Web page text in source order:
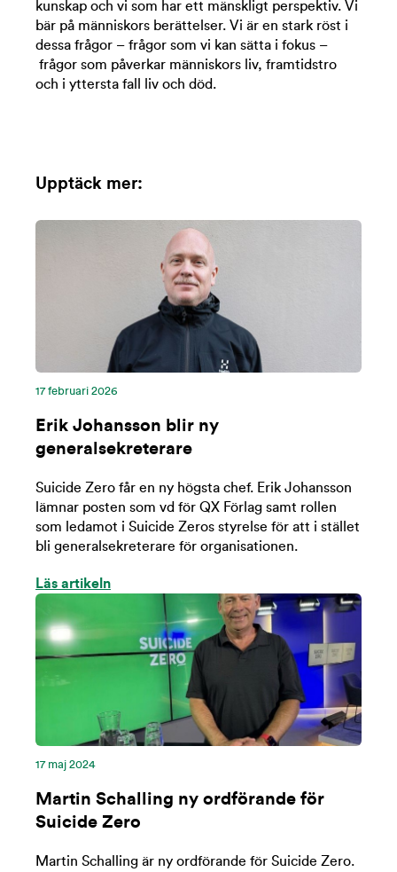
kunskap och vi som har ett mänskligt perspektiv. Vi
bär på människors berättelser. Vi är en stark röst i
dessa frågor – frågor som vi kan sätta i fokus –
frågor som påverkar människors liv, framtidstro
och i yttersta fall liv och död.
Upptäck mer:
17 februari 2026
Erik Johansson blir ny
generalsekreterare
Suicide Zero får en ny högsta chef. Erik Johansson
lämnar posten som vd för QX Förlag samt rollen
som ledamot i Suicide Zeros styrelse för att i stället
bli generalsekreterare för organisationen.
Läs artikeln
17 maj 2024
Martin Schalling ny ordförande för
Suicide Zero
Martin Schalling är ny ordförande för Suicide Zero.